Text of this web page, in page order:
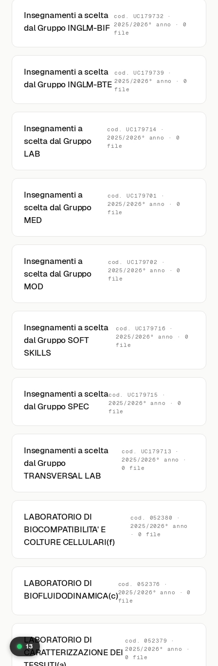
Insegnamenti a scelta
dal Gruppo INGLM-BIF
cod. UC179732 ·
2025/2026° anno · 0
file
Insegnamenti a scelta
dal Gruppo INGLM-BTE
cod. UC179739 ·
2025/2026° anno · 0
file
Insegnamenti a
scelta dal Gruppo
LAB
cod. UC179714 ·
2025/2026° anno · 0
file
Insegnamenti a
scelta dal Gruppo
MED
cod. UC179701 ·
2025/2026° anno · 0
file
Insegnamenti a
scelta dal Gruppo
MOD
cod. UC179702 ·
2025/2026° anno · 0
file
Insegnamenti a scelta
dal Gruppo SOFT
SKILLS
cod. UC179716 ·
2025/2026° anno · 0
file
Insegnamenti a scelta
dal Gruppo SPEC
cod. UC179715 ·
2025/2026° anno · 0
file
Insegnamenti a scelta
dal Gruppo
TRANSVERSAL LAB
cod. UC179713 ·
2025/2026° anno ·
0 file
LABORATORIO DI
BIOCOMPATIBILITA' E
COLTURE CELLULARI(f)
cod. 052380 ·
2025/2026° anno
· 0 file
LABORATORIO DI
BIOFLUIDODINAMICA(c)
cod. 052376 ·
2025/2026° anno · 0
file
LABORATORIO DI
CARATTERIZZAZIONE DEI
cod. 052379 ·
2025/2026° anno ·
0 file
13